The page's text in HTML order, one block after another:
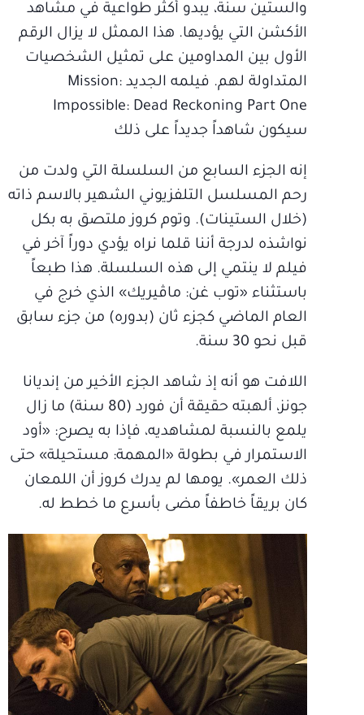
والستين سنة، يبدو أكثر طواعية في مشاهد
الأكشن التي يؤديها. هذا الممثل لا يزال الرقم
الأول بين المداومين على تمثيل الشخصيات
المتداولة لهم. فيلمه الجديد Mission‪:
Impossible‪: Dead Reckoning Part One
سيكون شاهداً جديداً على ذلك
إنه الجزء السابع من السلسلة التي ولدت من
رحم المسلسل التلفزيوني الشهير بالاسم ذاته
(خلال الستينات). وتوم كروز ملتصق به بكل
نواشذه لدرجة أننا قلما نراه يؤدي دوراً آخر في
فيلم لا ينتمي إلى هذه السلسلة. هذا طبعاً
باستثناء «توب غن: ماڤيريك» الذي خرج في
العام الماضي كجزء ثان (بدوره) من جزء سابق
قبل نحو 30 سنة.
اللافت هو أنه إذ شاهد الجزء الأخير من إنديانا
جونز، ألهبته حقيقة أن فورد (80 سنة) ما زال
يلمع بالنسبة لمشاهديه، فإذا به يصرح: «أود
الاستمرار في بطولة «المهمة: مستحيلة» حتى
ذلك العمر». يومها لم يدرك كروز أن اللمعان
كان بريقاً خاطفاً مضى بأسرع ما خطط له.